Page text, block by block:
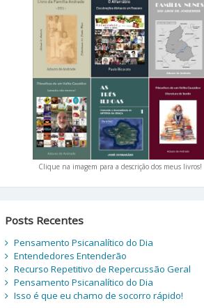
Clique na imagem para a descrição dos meus livros!
Posts Recentes
Pensamento Psicanalítico do Dia
Entendedores Entenderão
Recurso Repetitivo de Repercussão Geral
Pensamento Psicanalítico do Dia
Isso é que eu chamo de socorro rápido!